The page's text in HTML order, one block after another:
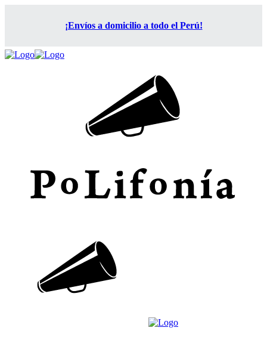
¡Envíos a domicilio a todo el Perú!